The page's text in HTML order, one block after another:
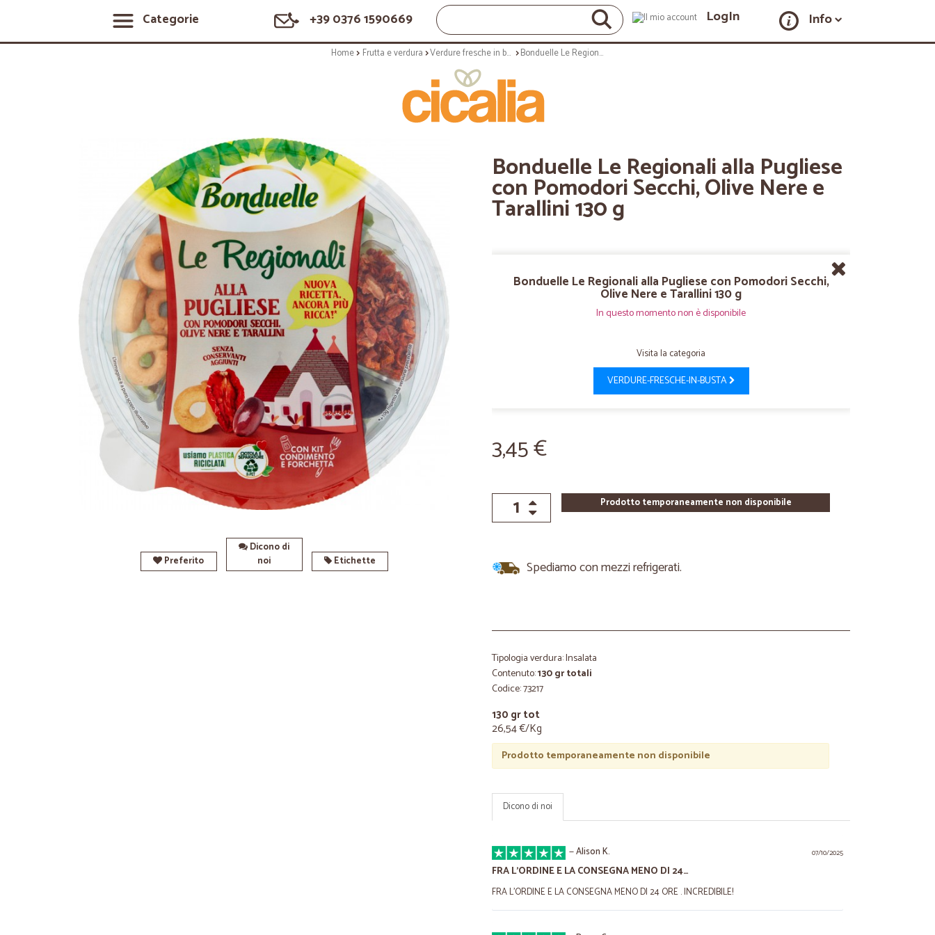
Categorie +39 0376 1590669 LogIn Info
Home Frutta e verdura Verdure fresche in busta Bonduelle Le Regionali alla Pugliese con Pomodori Secchi, Olive Nere e Tarallini 130 g
Preferito
Dicono di
noi
Etichette
Bonduelle Le Regionali alla Pugliese
con Pomodori Secchi, Olive Nere e
Tarallini 130 g
Bonduelle Le Regionali alla Pugliese con Pomodori Secchi,
Olive Nere e Tarallini 130 g
In questo momento non è disponibile
Visita la categoria
VERDURE-FRESCHE-IN-BUSTA
3,45 €
Prodotto temporaneamente non disponibile
Spediamo con mezzi refrigerati.
Tipologia verdura: Insalata
Contenuto:130 gr totali
Codice: 73217
130 gr tot
26,54 €/Kg
Prodotto temporaneamente non disponibile
Dicono di noi
07/10/2025
—Alison K.
FRA L'ORDINE E LA CONSEGNA MENO DI 24…
FRA L'ORDINE E LA CONSEGNA MENO DI 24 ORE . INCREDIBILE!